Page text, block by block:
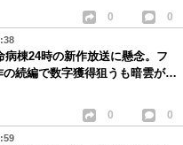
0 0
棟24時の新作放送に懸念。フ
の続編で数字獲得狙うも暗雲が…
0 0